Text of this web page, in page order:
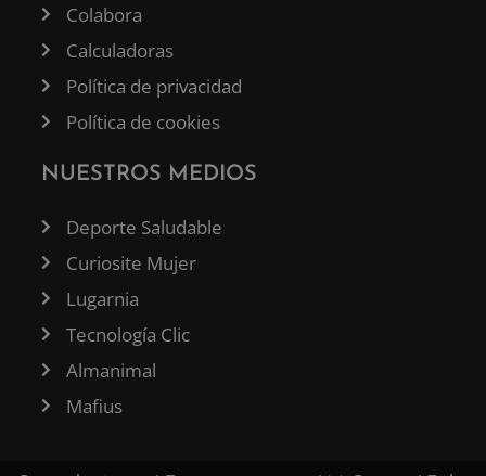
Colabora
Calculadoras
Política de privacidad
Política de cookies
NUESTROS MEDIOS
Deporte Saludable
Curiosite Mujer
Lugarnia
Tecnología Clic
Almanimal
Mafius